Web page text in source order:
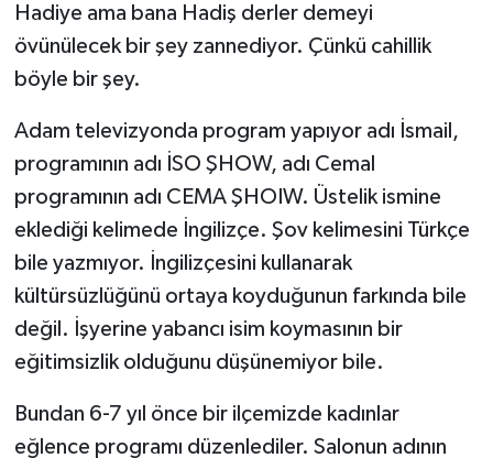
Hadiye ama bana Hadiş derler demeyi
övünülecek bir şey zannediyor. Çünkü cahillik
böyle bir şey.
Adam televizyonda program yapıyor adı İsmail,
programının adı İSO ŞHOW, adı Cemal
programının adı CEMA ŞHOIW. Üstelik ismine
eklediği kelimede İngilizçe. Şov kelimesini Türkçe
bile yazmıyor. İngilizçesini kullanarak
kültürsüzlüğünü ortaya koyduğunun farkında bile
değil. İşyerine yabancı isim koymasının bir
eğitimsizlik olduğunu düşünemiyor bile.
Bundan 6-7 yıl önce bir ilçemizde kadınlar
eğlence programı düzenlediler. Salonun adının